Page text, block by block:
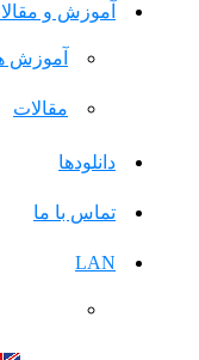
آموزش و
آموزش
مقالات
دانلودها
تماس با ما
LAN